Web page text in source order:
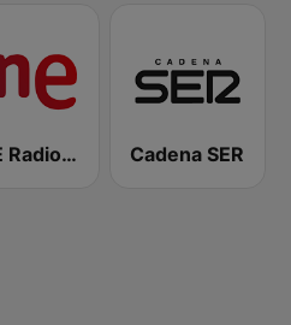
RNE Radio Nacional Cadena SER